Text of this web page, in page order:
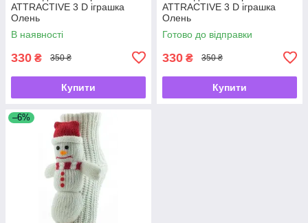
ATTRACTIVE 3 D іграшка
Олень
В наявності
330 ₴ 350 ₴
Купити
ATTRACTIVE 3 D іграшка
Олень
Готово до відправки
330 ₴ 350 ₴
Купити
–6%